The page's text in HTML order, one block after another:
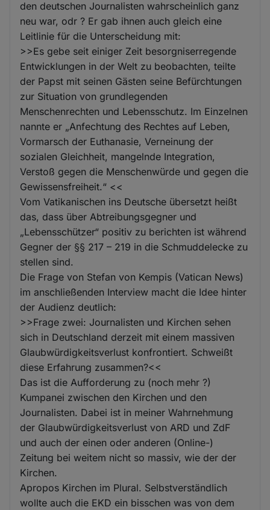
den deutschen Journalisten wahrscheinlich ganz
neu war, odr ? Er gab ihnen auch gleich eine
Leitlinie für die Unterscheidung mit:
>>Es gebe seit einiger Zeit besorgniserregende
Entwicklungen in der Welt zu beobachten, teilte
der Papst mit seinen Gästen seine Befürchtungen
zur Situation von grundlegenden
Menschenrechten und Lebensschutz. Im Einzelnen
nannte er „Anfechtung des Rechtes auf Leben,
Vormarsch der Euthanasie, Verneinung der
sozialen Gleichheit, mangelnde Integration,
Verstoß gegen die Menschenwürde und gegen die
Gewissensfreiheit.“ <<
Vom Vatikanischen ins Deutsche übersetzt heißt
das, dass über Abtreibungsgegner und
„Lebensschützer“ positiv zu berichten ist während
Gegner der §§ 217 – 219 in die Schmuddelecke zu
stellen sind.
Die Frage von Stefan von Kempis (Vatican News)
im anschließenden Interview macht die Idee hinter
der Audienz deutlich:
>>Frage zwei: Journalisten und Kirchen sehen
sich in Deutschland derzeit mit einem massiven
Glaubwürdigkeitsverlust konfrontiert. Schweißt
diese Erfahrung zusammen?<<
Das ist die Aufforderung zu (noch mehr ?)
Kumpanei zwischen den Kirchen und den
Journalisten. Dabei ist in meiner Wahrnehmung
der Glaubwürdigkeitsverlust von ARD und ZdF
und auch der einen oder anderen (Online-)
Zeitung bei weitem nicht so massiv, wie der der
Kirchen.
Apropos Kirchen im Plural. Selbstverständlich
wollte auch die EKD ein bisschen was von dem